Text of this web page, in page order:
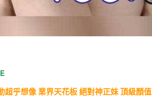
超乎想像 業界天花板 絕對神正妹 頂級顏值